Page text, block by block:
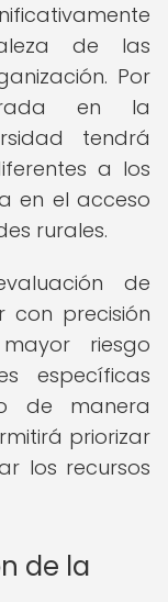
de las
Por
en la
tendrá
a los
en el acceso
rurales.
de
con precisión
riesgo
específicas
de manera
priorizar
los recursos
de la